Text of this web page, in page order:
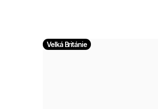
Velká Británie